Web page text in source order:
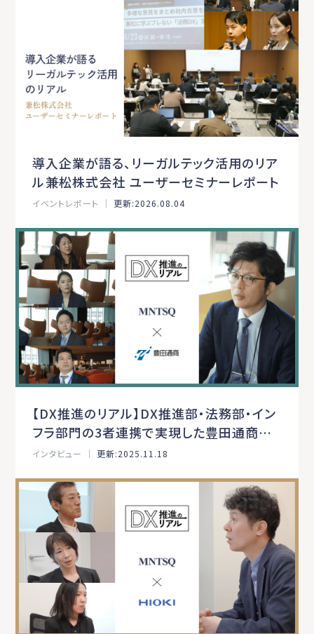
導入企業が語る、リーガルテック活用のリア
ル――兼松株式会社 ユーザーセミナーレポート
イベントレポート ｜ 更新:2026.08.04
【DX推進のリアル】DX推進部・法務部・イン
フラ部門の3者連携で実現した豊田通商の
ナレッジ基盤構築
インタビュー ｜ 更新:2025.11.18